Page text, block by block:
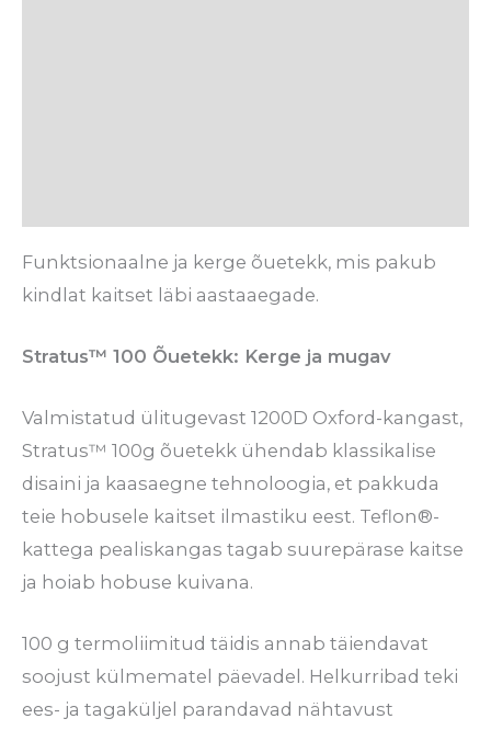
Funktsionaalne ja kerge õuetekk, mis pakub
kindlat kaitset läbi aastaaegade.
Stratus™ 100 Õuetekk: Kerge ja mugav
Valmistatud ülitugevast 1200D Oxford-kangast,
Stratus™ 100g õuetekk ühendab klassikalise
disaini ja kaasaegne tehnoloogia, et pakkuda
teie hobusele kaitset ilmastiku eest. Teflon®-
kattega pealiskangas tagab suurepärase kaitse
ja hoiab hobuse kuivana.
100 g termoliimitud täidis annab täiendavat
soojust külmematel päevadel. Helkurribad teki
ees- ja tagaküljel parandavad nähtavust